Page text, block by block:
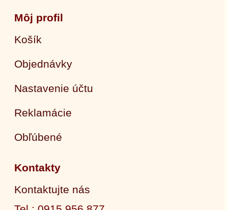
Môj profil
Košík
Objednávky
Nastavenie účtu
Reklamácie
Obľúbené
Kontakty
Kontaktujte nás